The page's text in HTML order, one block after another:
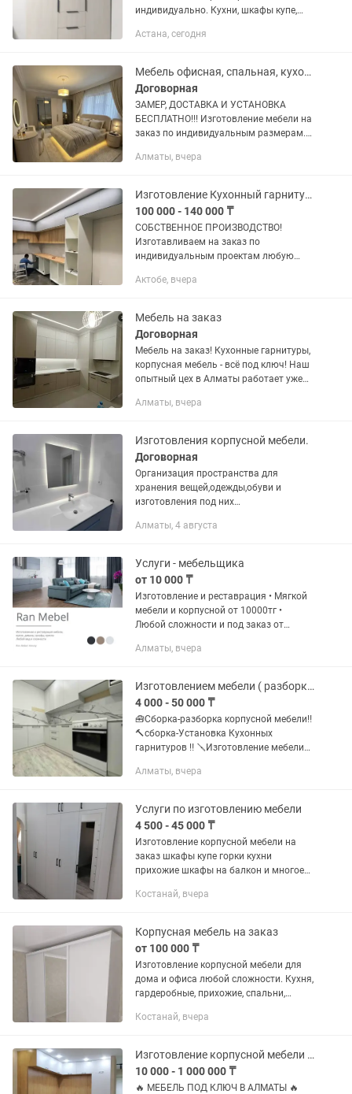
индивидуально. Кухни, шкафы купе,
Астана, сегодня
Мебель офисная, спальная, кухонная на заказ
Договорная
ЗАМЕР, ДОСТАВКА И УСТАНОВКА
БЕСПЛАТНО!!! Изготовление мебели на
заказ по индивидуальным размерам.
офисная и корпусная мебель. Помощь
Алматы, вчера
Изготовление Кухонный гарнитур на заказ
100 000 - 140 000 ₸
СОБСТВЕННОЕ ПРОИЗВОДСТВО!
Изготавливаем на заказ по
индивидуальным проектам любую
купе тумбы, гардеробные, стеллажи,
офисная и...
Актобе, вчера
Мебель на заказ
Договорная
Мебель на заказ! Кухонные гарнитуры,
корпусная мебель - всё под ключ! Наш
опытный цех в Алматы работает уже
качественные материалы: ЛДСП (из
Алматы, вчера
Изготовления корпусной мебели.
Договорная
Организация пространства для
хранения вещей,одежды,обуви и
изготовления под них
индивидуальному заказу, любой
материалы...
Алматы, 4 августа
Услуги - мебельщика
от 10 000 ₸
Изготовление и реставрация • Мягкой
мебели и корпусной от 10000тг •
Любой сложности и под заказ от
реставрация напрямую в собственных
Алматы, вчера
Изготовлением мебели ( разборка-сборка)
4 000 - 50 000 ₸
🧰Сборка-разборка корпусной мебели‼️
🔨сборка-Установка Кухонных
гарнитуров ‼️ 🪛Изготовление мебели
📲
Алматы, вчера
Услуги по изготовлению мебели
4 500 - 45 000 ₸
Изготовление корпусной мебели на
заказ шкафы купе горки кухни
прихожие шкафы на балкон и многое
Костанай, вчера
Корпусная мебель на заказ
от 100 000 ₸
Изготовление корпусной мебели для
дома и офиса любой сложности. Кухня,
гардеробные, прихожие, спальни,
замер. Изготовим с учетом всех
Костанай, вчера
Изготовление корпусной мебели на заказ.
10 000 - 1 000 000 ₸
🔥 МЕБЕЛЬ ПОД КЛЮЧ В АЛМАТЫ 🔥